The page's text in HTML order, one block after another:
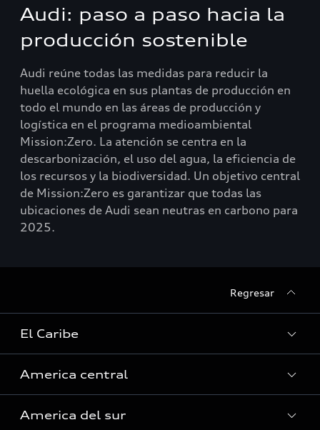
Audi: paso a paso hacia la
producción sostenible
Audi reúne todas las medidas para reducir la
huella ecológica en sus plantas de producción en
todo el mundo en las áreas de producción y
logística en el programa medioambiental
Mission:Zero. La atención se centra en la
descarbonización, el uso del agua, la eficiencia de
los recursos y la biodiversidad. Un objetivo central
de Mission:Zero es garantizar que todas las
ubicaciones de Audi sean neutras en carbono para
2025.
Regresar
El Caribe
Curazao
America central
America del sur